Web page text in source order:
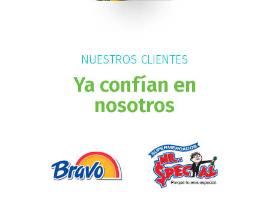
NUESTROS CLIENTES
Ya confían en
nosotros